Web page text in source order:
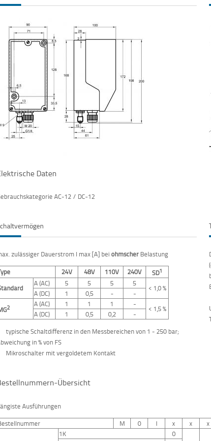
Daten
AC-12 / DC-12
zulässiger Dauerstrom I max [A] beiohmscher Belastung
24V 48V 110V 240V SD1
A (AC) 5 5 5 5
< 1,0 %
A (DC) 1 0,5 -
-
2 A (AC) 1 1 1 -
< 1,5 %
A (DC) 1 0,5 0,2
-
typische Schaltdifferenz in den Messbereichen von 1 - 250 bar;
in % von FS
Mikroschalter mit vergoldetem Kontakt
Übersicht
Ausführungen
M 0 I x x x
1K
0